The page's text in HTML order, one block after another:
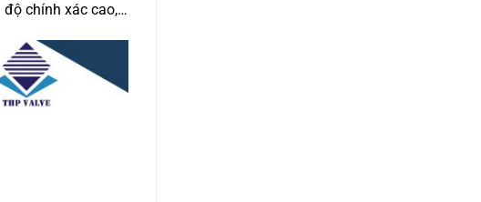
chính xác cao,…